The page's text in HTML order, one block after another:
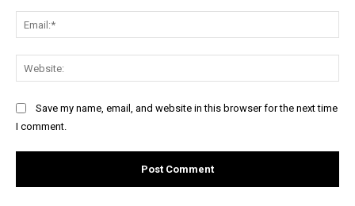
Save my name, email, and website in this browser for the next time
I comment.